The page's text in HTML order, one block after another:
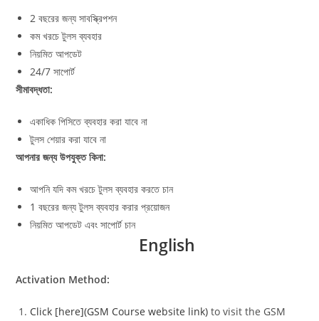
2 বছরের জন্য সাবস্ক্রিপশন
কম খরচে টুলস ব্যবহার
নিয়মিত আপডেট
24/7 সাপোর্ট
সীমাবদ্ধতা:
একাধিক পিসিতে ব্যবহার করা যাবে না
টুলস শেয়ার করা যাবে না
আপনার জন্য উপযুক্ত কিনা:
আপনি যদি কম খরচে টুলস ব্যবহার করতে চান
1 বছরের জন্য টুলস ব্যবহার করার প্রয়োজন
নিয়মিত আপডেট এবং সাপোর্ট চান
English
Activation Method:
Click [here](GSM Course website link) to visit the GSM